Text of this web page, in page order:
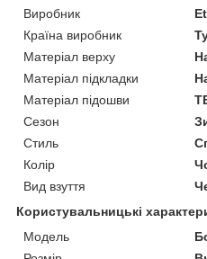
Виробник
Країна виробник
Матеріал верху
Матеріал підкладки
Матеріал підошви
Сезон
Стиль
Колір
Вид взуття
Користувальницькі
Мoдель